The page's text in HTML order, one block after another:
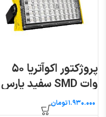
پروژکتور اکوآتریا ۵۰
وات SMD سفید پارس
شعاع توس
تومان